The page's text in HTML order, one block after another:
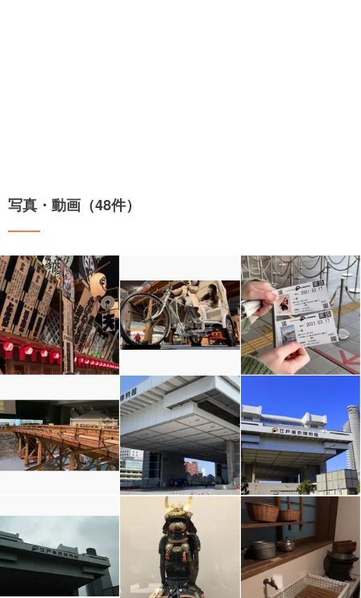
写真・動画（48件）